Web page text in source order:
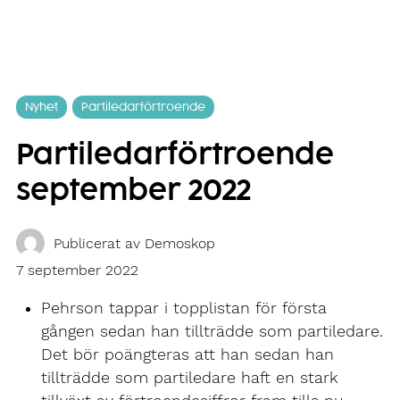
Nyhet Partiledarförtroende
Partiledarförtroende
september 2022
Publicerat av Demoskop
7 september 2022
Pehrson tappar i topplistan för första
gången sedan han tillträdde som partiledare.
Det bör poängteras att han sedan han
tillträdde som partiledare haft en stark